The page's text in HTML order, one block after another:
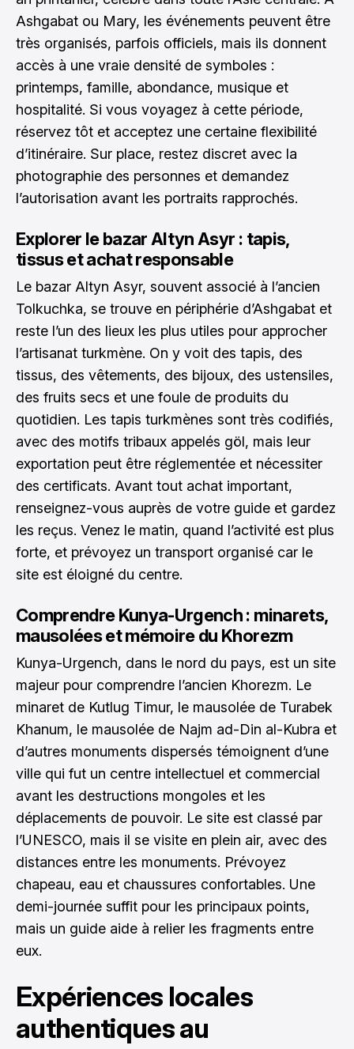
Ashgabat ou Mary, les événements peuvent être
très organisés, parfois officiels, mais ils donnent
accès à une vraie densité de symboles :
printemps, famille, abondance, musique et
hospitalité. Si vous voyagez à cette période,
réservez tôt et acceptez une certaine flexibilité
d’itinéraire. Sur place, restez discret avec la
photographie des personnes et demandez
l’autorisation avant les portraits rapprochés.
Explorer le bazar Altyn Asyr : tapis,
tissus et achat responsable
Le bazar Altyn Asyr, souvent associé à l’ancien
Tolkuchka, se trouve en périphérie d’Ashgabat et
reste l’un des lieux les plus utiles pour approcher
l’artisanat turkmène. On y voit des tapis, des
tissus, des vêtements, des bijoux, des ustensiles,
des fruits secs et une foule de produits du
quotidien. Les tapis turkmènes sont très codifiés,
avec des motifs tribaux appelés göl, mais leur
exportation peut être réglementée et nécessiter
des certificats. Avant tout achat important,
renseignez-vous auprès de votre guide et gardez
les reçus. Venez le matin, quand l’activité est plus
forte, et prévoyez un transport organisé car le
site est éloigné du centre.
Comprendre Kunya-Urgench : minarets,
mausolées et mémoire du Khorezm
Kunya-Urgench, dans le nord du pays, est un site
majeur pour comprendre l’ancien Khorezm. Le
minaret de Kutlug Timur, le mausolée de Turabek
Khanum, le mausolée de Najm ad-Din al-Kubra et
d’autres monuments dispersés témoignent d’une
ville qui fut un centre intellectuel et commercial
avant les destructions mongoles et les
déplacements de pouvoir. Le site est classé par
l’UNESCO, mais il se visite en plein air, avec des
distances entre les monuments. Prévoyez
chapeau, eau et chaussures confortables. Une
demi-journée suffit pour les principaux points,
mais un guide aide à relier les fragments entre
eux.
Expériences locales
authentiques au